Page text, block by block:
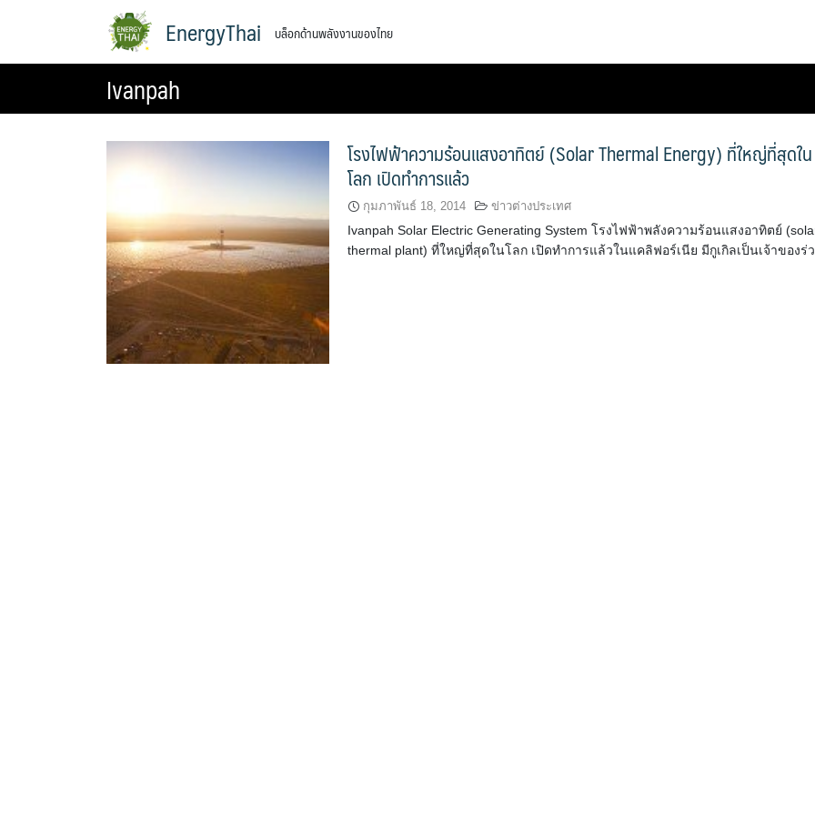
EnergyThai บล็อกด้านพลังงานของไทย
Ivanpah
โรงไฟฟ้าความร้อนแสงอาทิตย์ (Solar Thermal Energy) ที่ใหญ่ที่สุดใน
โลก เปิดทำการแล้ว
กุมภาพันธ์ 18, 2014 ข่าวต่างประเทศ
Ivanpah Solar Electric Generating System โรงไฟฟ้าพลังความร้อนแสงอาทิตย์
thermal plant) ที่ใหญ่ที่สุดในโลก เปิดทำการแล้วในแคลิฟอร์เนีย มีกูเกิลเป็นเจ้าของร่